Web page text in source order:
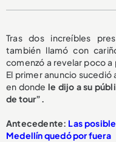
Tras dos increíbles
también llamó con
comenzó a revelar poco
El primer anuncio sucedió
en donde le dijo a su
de tour”.
Antecedente: Las
Medellín quedó por fuera